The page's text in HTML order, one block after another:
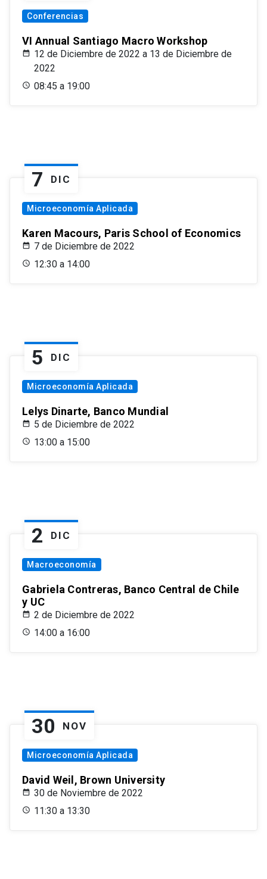
Conferencias
VI Annual Santiago Macro Workshop
12 de Diciembre de 2022 a 13 de Diciembre de
2022
08:45 a 19:00
7 DIC
Microeconomía Aplicada
Karen Macours, Paris School of Economics
7 de Diciembre de 2022
12:30 a 14:00
5 DIC
Microeconomía Aplicada
Lelys Dinarte, Banco Mundial
5 de Diciembre de 2022
13:00 a 15:00
2 DIC
Macroeconomía
Gabriela Contreras, Banco Central de Chile
y UC
2 de Diciembre de 2022
14:00 a 16:00
30 NOV
Microeconomía Aplicada
David Weil, Brown University
30 de Noviembre de 2022
11:30 a 13:30